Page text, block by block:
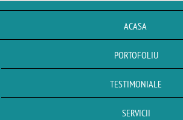
ACASA
PORTOFOLIU
TESTIMONIALE
SERVICII